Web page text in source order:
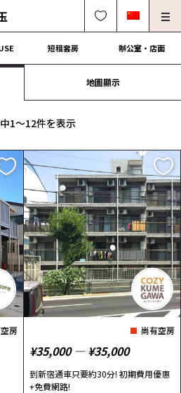
0120-249-900
法人契約租屋請進
簽約流程
營運會社
短租套房 辦公室・店面
地圖顯示
1〜12件を表示
房 尚有空房
¥35,000 ― ¥35,000
到新宿通車只要約30分! 初期費用優惠
+免費網路!